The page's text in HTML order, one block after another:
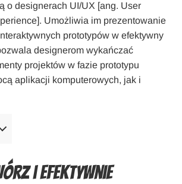
o designerach UI/UX [ang. User
Umożliwia im prezentowanie
prototypów w efektywny
designerom wykańczać
projektów w fazie prototypu
aplikacji komputerowych, jak i
i efektywnie